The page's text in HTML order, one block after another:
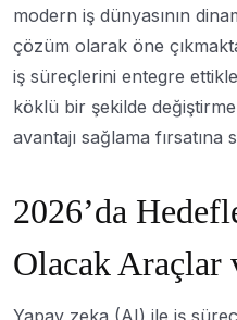
modern iş dünyasının
çözüm olarak öne
iş süreçlerini entegre
köklü bir şekilde
avantajı sağlama fırsatına
2026’da
Olacak
Yapay zeka (AI) ile iş